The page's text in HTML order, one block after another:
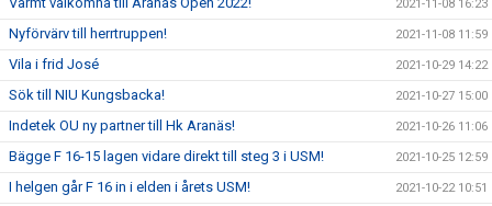
2021-11-08 16:23
Nyförvärv till herrtruppen! 2021-11-08 11:59
Vila i frid José 2021-10-29 14:22
Sök till NIU Kungsbacka! 2021-10-27 15:00
Indetek OU ny partner till Hk Aranäs! 2021-10-26 11:06
Bägge F 16-15 lagen vidare direkt till steg 3 i USM! 2021-10-25 12:59
I helgen går F 16 in i elden i årets USM! 2021-10-22 10:51